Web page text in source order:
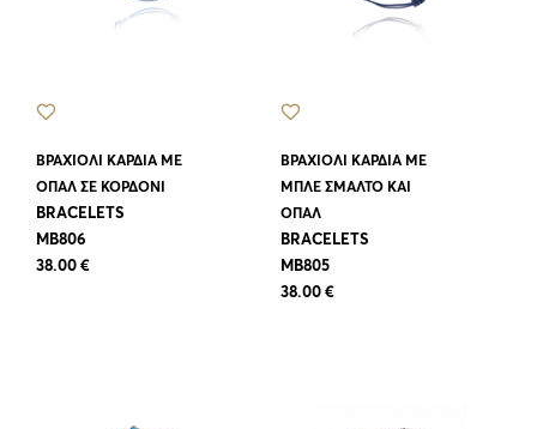
ΒΡΑΧΙΟΛΙ ΚΑΡΔΙΑ ΜΕ
ΟΠΑΛ ΣΕ ΚΟΡΔΟΝΙ
BRACELETS
MB806
38.00 €
ΒΡΑΧΙΟΛΙ ΚΑΡΔΙΑ ΜΕ
ΜΠΛΕ ΣΜΑΛΤΟ ΚΑΙ
ΟΠΑΛ
BRACELETS
MB805
38.00 €